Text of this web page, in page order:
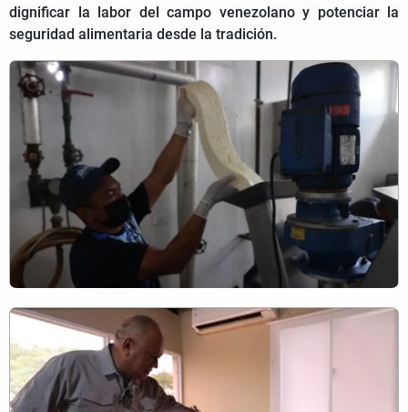
dignificar la labor del campo venezolano y potenciar la
seguridad alimentaria desde la tradición.